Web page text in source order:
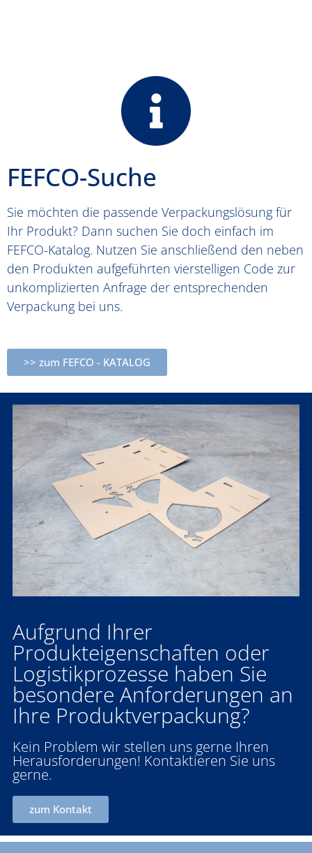
FEFCO-Suche
Sie möchten die passende Verpackungslösung für
Ihr Produkt? Dann suchen Sie doch einfach im
FEFCO-Katalog. Nutzen Sie anschließend den neben
den Produkten aufgeführten vierstelligen Code zur
unkomplizierten Anfrage der entsprechenden
Verpackung bei uns.
>> zum FEFCO - KATALOG
Aufgrund Ihrer
Produkteigenschaften oder
Logistikprozesse haben Sie
besondere Anforderungen an
Ihre Produktverpackung?
Kein Problem wir stellen uns gerne Ihren
Herausforderungen! Kontaktieren Sie uns
gerne.
zum Kontakt